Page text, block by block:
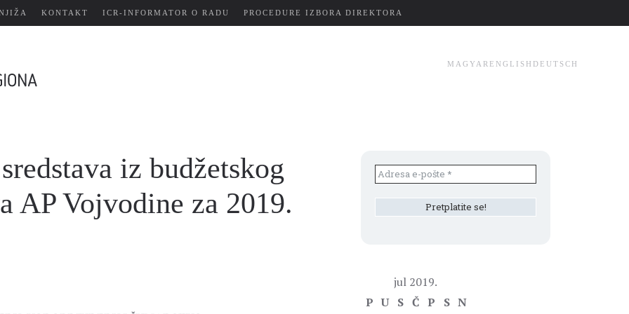
KONTAKT ICR-INFORMATOR O RADU PROCEDURE IZBORA DIREKTORA
MAGYAR ENGLISH DEUTSCH
iz budžetskog
AP Vojvodine za 2019.
jul 2019.
P U S Č P S N